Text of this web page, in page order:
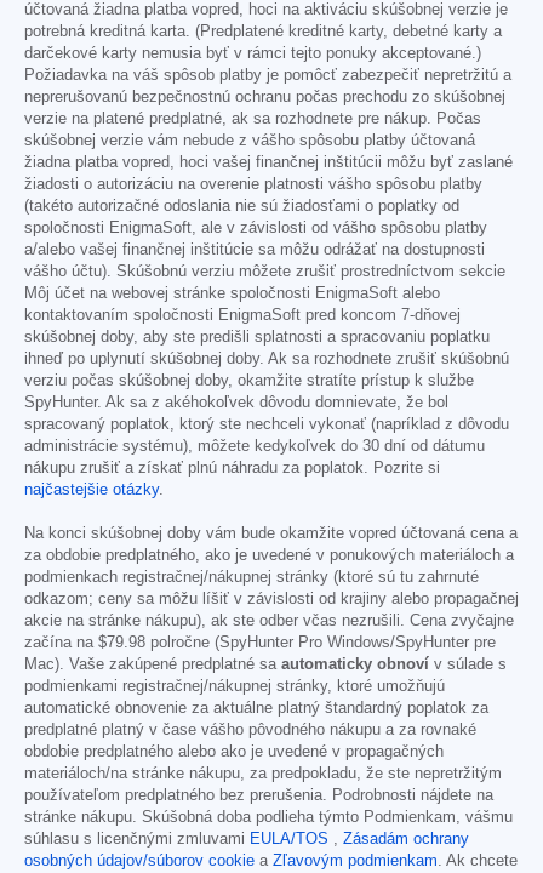
účtovaná žiadna platba vopred, hoci na aktiváciu skúšobnej verzie je
potrebná kreditná karta. (Predplatené kreditné karty, debetné karty a
darčekové karty nemusia byť v rámci tejto ponuky akceptované.)
Požiadavka na váš spôsob platby je pomôcť zabezpečiť nepretržitú a
neprerušovanú bezpečnostnú ochranu počas prechodu zo skúšobnej
verzie na platené predplatné, ak sa rozhodnete pre nákup. Počas
skúšobnej verzie vám nebude z vášho spôsobu platby účtovaná
žiadna platba vopred, hoci vašej finančnej inštitúcii môžu byť zaslané
žiadosti o autorizáciu na overenie platnosti vášho spôsobu platby
(takéto autorizačné odoslania nie sú žiadosťami o poplatky od
spoločnosti EnigmaSoft, ale v závislosti od vášho spôsobu platby
a/alebo vašej finančnej inštitúcie sa môžu odrážať na dostupnosti
vášho účtu). Skúšobnú verziu môžete zrušiť prostredníctvom sekcie
Môj účet na webovej stránke spoločnosti EnigmaSoft alebo
kontaktovaním spoločnosti EnigmaSoft pred koncom 7-dňovej
skúšobnej doby, aby ste predišli splatnosti a spracovaniu poplatku
ihneď po uplynutí skúšobnej doby. Ak sa rozhodnete zrušiť skúšobnú
verziu počas skúšobnej doby, okamžite stratíte prístup k službe
SpyHunter. Ak sa z akéhokoľvek dôvodu domnievate, že bol
spracovaný poplatok, ktorý ste nechceli vykonať (napríklad z dôvodu
administrácie systému), môžete kedykoľvek do 30 dní od dátumu
nákupu zrušiť a získať plnú náhradu za poplatok. Pozrite si
najčastejšie otázky.
Na konci skúšobnej doby vám bude okamžite vopred účtovaná cena a
za obdobie predplatného, ako je uvedené v ponukových materiáloch a
podmienkach registračnej/nákupnej stránky (ktoré sú tu zahrnuté
odkazom; ceny sa môžu líšiť v závislosti od krajiny alebo propagačnej
akcie na stránke nákupu), ak ste odber včas nezrušili. Cena zvyčajne
začína na $79.98 polročne (SpyHunter Pro Windows/SpyHunter pre
Mac). Vaše zakúpené predplatné sa automaticky obnoví v súlade s
podmienkami registračnej/nákupnej stránky, ktoré umožňujú
automatické obnovenie za aktuálne platný štandardný poplatok za
predplatné platný v čase vášho pôvodného nákupu a za rovnaké
obdobie predplatného alebo ako je uvedené v propagačných
materiáloch/na stránke nákupu, za predpokladu, že ste nepretržitým
používateľom predplatného bez prerušenia. Podrobnosti nájdete na
stránke nákupu. Skúšobná doba podlieha týmto Podmienkam, vášmu
súhlasu s licenčnými zmluvami EULA/TOS , Zásadám ochrany
osobných údajov/súborov cookie a Zľavovým podmienkam. Ak chcete